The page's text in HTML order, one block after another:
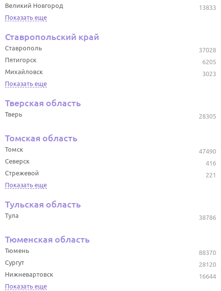
13833
Великий Новгород
Показать еще
Ставропольский край
37028
Ставрополь
6205
Пятигорск
3023
Михайловск
Показать еще
Тверская область
28305
Тверь
Томская область
47490
Томск
416
Северск
221
Стрежевой
Показать еще
Тульская область
38786
Тула
Тюменская область
88370
Тюмень
28120
Сургут
16644
Нижневартовск
Показать еще